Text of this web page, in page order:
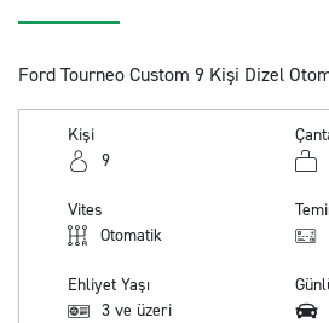
Ford Tourneo Custom 9 Kişi Dizel
Kişi
9
Vites
Otomatik
Ehliyet Yaşı
3 ve üzeri